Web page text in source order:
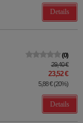
Details
0
29,40 €
23,52 €
5,88 €(20%)
Details